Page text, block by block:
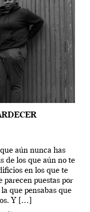
aún nunca has
de los que aún no te
en los que te
parecen puestas por
que pensabas que
Y […]